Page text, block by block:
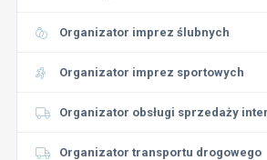
Organizator imprez ślubnych
Organizator imprez sportowych
Organizator obsługi sprzedaży
Organizator transportu drogowego